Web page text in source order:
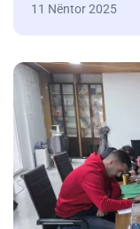
11 Nëntor 2025